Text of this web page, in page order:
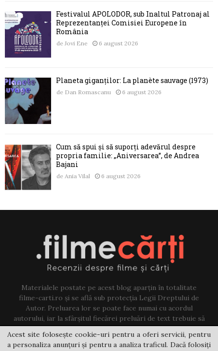
Festivalul APOLODOR, sub Înaltul Patronaj al
Reprezentanței Comisiei Europene în
România
de Jovi Ene 6 august 2026
Planeta giganților: La planète sauvage (1973)
de Dan Romascanu 6 august 2026
Cum să spui și să suporți adevărul despre
propria familie: „Aniversarea”, de Andrea
Bajani
de Ania Vilal 6 august 2026
Materialele postate pe acest blog aparțin în totalitate
filme-carti.ro și se află sub protecția Legii Dreptului de
Autor. Preluarea lor se poate face numai cu acordul
autorului, iar la sfârșitul fiecărei preluări de text trebuie să
existe un link către acest blog.
Contact us:jovi@filme-carti.ro
Acest site folosește cookie-uri pentru a oferi servicii, pentru
a personaliza anunțuri și pentru a analiza traficul. Dacă folosiți